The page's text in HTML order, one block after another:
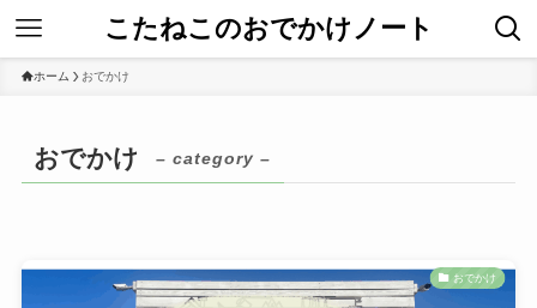
こたねこのおでかけノート
ホーム おでかけ
おでかけ – category –
おでかけ